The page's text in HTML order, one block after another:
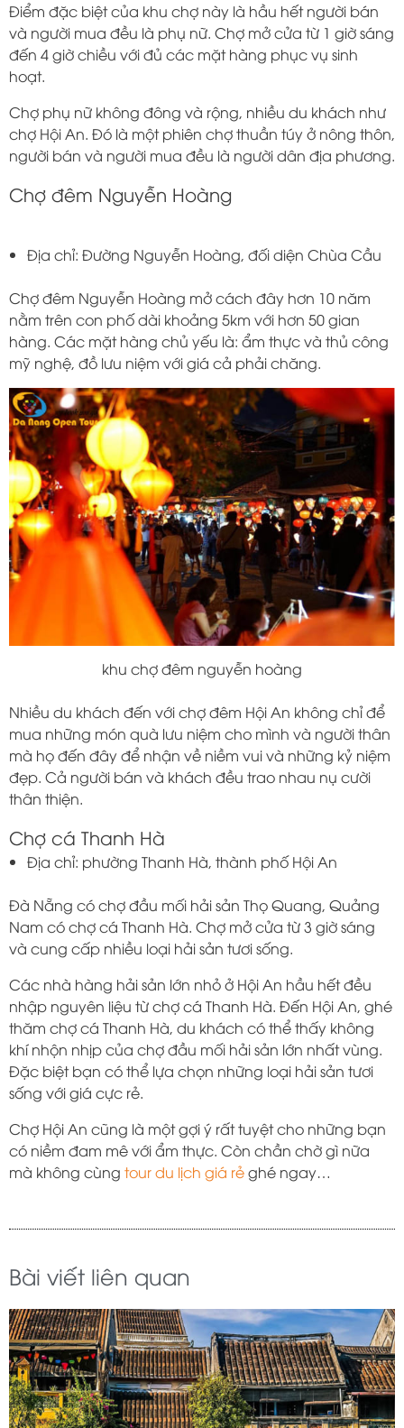
Điểm đặc biệt của khu chợ này là hầu hết người bán
và người mua đều là phụ nữ. Chợ mở cửa từ 1 giờ sáng
đến 4 giờ chiều với đủ các mặt hàng phục vụ sinh
hoạt.
Chợ phụ nữ không đông và rộng, nhiều du khách như
chợ Hội An. Đó là một phiên chợ thuần túy ở nông thôn,
người bán và người mua đều là người dân địa phương.
Chợ đêm Nguyễn Hoàng
Địa chỉ: Đường Nguyễn Hoàng, đối diện Chùa Cầu
Chợ đêm Nguyễn Hoàng mở cách đây hơn 10 năm
nằm trên con phố dài khoảng 5km với hơn 50 gian
hàng. Các mặt hàng chủ yếu là: ẩm thực và thủ công
mỹ nghệ, đồ lưu niệm với giá cả phải chăng.
khu chợ đêm nguyễn hoàng
Nhiều du khách đến với chợ đêm Hội An không chỉ để
mua những món quà lưu niệm cho mình và người thân
mà họ đến đây để nhận về niềm vui và những kỷ niệm
đẹp. Cả người bán và khách đều trao nhau nụ cười
thân thiện.
Chợ cá Thanh Hà
Địa chỉ: phường Thanh Hà, thành phố Hội An
Đà Nẵng có chợ đầu mối hải sản Thọ Quang, Quảng
Nam có chợ cá Thanh Hà. Chợ mở cửa từ 3 giờ sáng
và cung cấp nhiều loại hải sản tươi sống.
Các nhà hàng hải sản lớn nhỏ ở Hội An hầu hết đều
nhập nguyên liệu từ chợ cá Thanh Hà. Đến Hội An, ghé
thăm chợ cá Thanh Hà, du khách có thể thấy không
khí nhộn nhịp của chợ đầu mối hải sản lớn nhất vùng.
Đặc biệt bạn có thể lựa chọn những loại hải sản tươi
sống với giá cực rẻ.
Chợ Hội An cũng là một gợi ý rất tuyệt cho những bạn
có niềm đam mê với ẩm thực. Còn chần chờ gì nữa
mà không cùng tour du lịch giá rẻghé ngay…
Bài viết liên quan